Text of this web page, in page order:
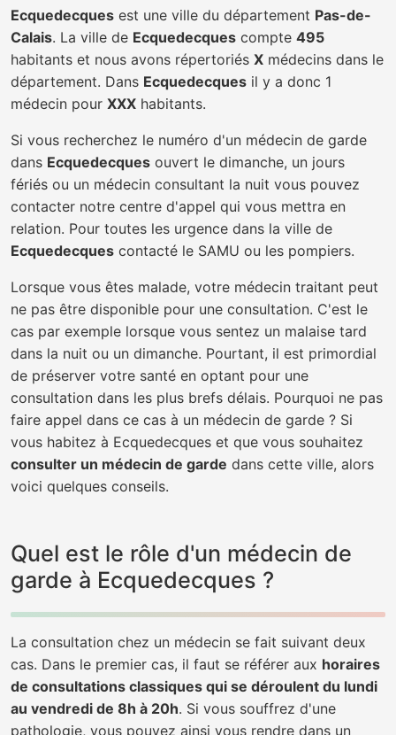
Ecquedecques est une ville du département Pas-de-
Calais. La ville de Ecquedecques compte 495
habitants et nous avons répertoriés X médecins dans le
département. Dans Ecquedecques il y a donc 1
médecin pour XXX habitants.
Si vous recherchez le numéro d'un médecin de garde
dans Ecquedecques ouvert le dimanche, un jours
fériés ou un médecin consultant la nuit vous pouvez
contacter notre centre d'appel qui vous mettra en
relation. Pour toutes les urgence dans la ville de
Ecquedecques contacté le SAMU ou les pompiers.
Lorsque vous êtes malade, votre médecin traitant peut
ne pas être disponible pour une consultation. C'est le
cas par exemple lorsque vous sentez un malaise tard
dans la nuit ou un dimanche. Pourtant, il est primordial
de préserver votre santé en optant pour une
consultation dans les plus brefs délais. Pourquoi ne pas
faire appel dans ce cas à un médecin de garde ? Si
vous habitez à Ecquedecques et que vous souhaitez
consulter un médecin de garde dans cette ville, alors
voici quelques conseils.
Quel est le rôle d'un médecin de
garde à Ecquedecques ?
La consultation chez un médecin se fait suivant deux
cas. Dans le premier cas, il faut se référer aux horaires
de consultations classiques qui se déroulent du lundi
au vendredi de 8h à 20h. Si vous souffrez d'une
pathologie, vous pouvez ainsi vous rendre dans un